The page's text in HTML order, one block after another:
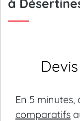
à
En 5 minutes,
comparatifs